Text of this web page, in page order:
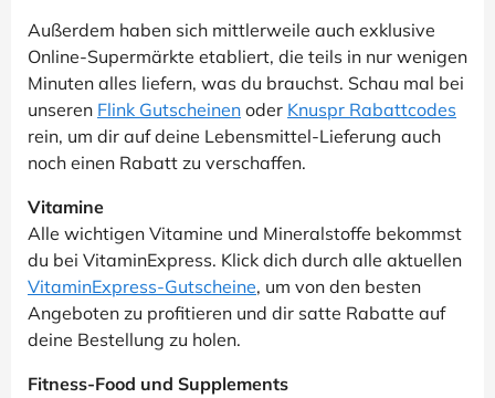
Außerdem haben sich mittlerweile auch exklusive
Online-Supermärkte etabliert, die teils in nur wenigen
Minuten alles liefern, was du brauchst. Schau mal bei
unseren Flink Gutscheinen oder Knuspr Rabattcodes
rein, um dir auf deine Lebensmittel-Lieferung auch
noch einen Rabatt zu verschaffen.
Vitamine
Alle wichtigen Vitamine und Mineralstoffe bekommst
du bei VitaminExpress. Klick dich durch alle aktuellen
VitaminExpress-Gutscheine, um von den besten
Angeboten zu profitieren und dir satte Rabatte auf
deine Bestellung zu holen.
Fitness-Food und Supplements